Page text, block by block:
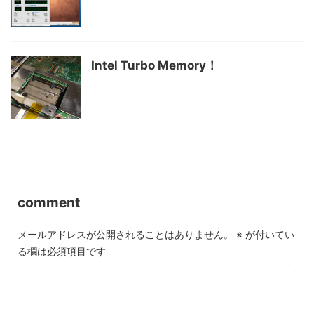
Intel Turbo Memory！
comment
メールアドレスが公開されることはありません。 ※ が付いてい
る欄は必須項目です